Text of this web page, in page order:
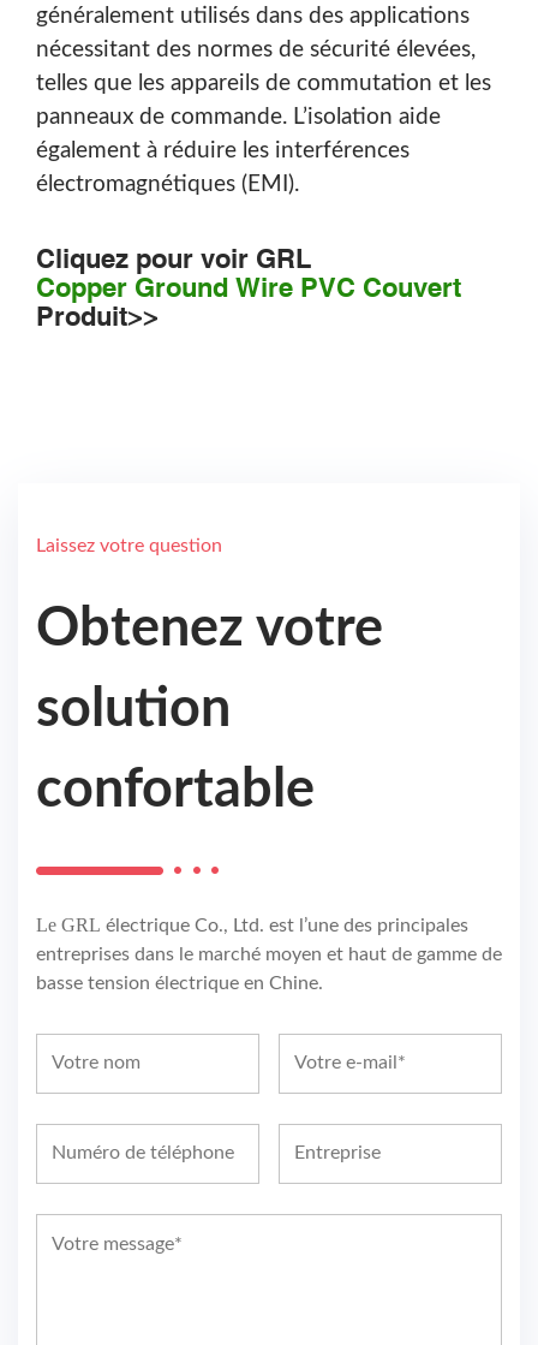
généralement utilisés dans des applications
nécessitant des normes de sécurité élevées,
telles que les appareils de commutation et les
panneaux de commande. L’isolation aide
également à réduire les interférences
électromagnétiques (EMI).
Cliquez pour voir GRL
Copper Ground Wire PVC Couvert
Produit>>
Laissez votre question
Obtenez votre
solution
confortable
Le GRL électrique Co., Ltd. est l’une des principales
entreprises dans le marché moyen et haut de gamme de
basse tension électrique en Chine.